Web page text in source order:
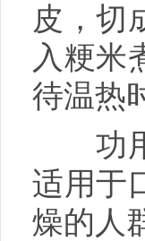
皮，切
入粳米
待温热
功用
适用于
燥的人